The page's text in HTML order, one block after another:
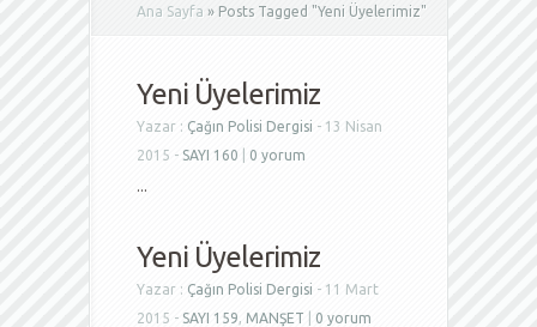
Ana Sayfa » Posts Tagged "Yeni Üyelerimiz"
Yeni Üyelerimiz
Yazar : Çağın Polisi Dergisi - 13 Nisan
2015 - SAYI 160
0 yorum
...
Yeni Üyelerimiz
Yazar : Çağın Polisi Dergisi - 11 Mart
2015 - SAYI 159, MANŞET
0 yorum